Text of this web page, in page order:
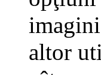
altor